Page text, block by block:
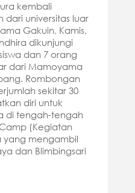
kembali
dari universitas luar
Gakuin, Kamis,
dikunjungi
dan 7 orang
dari Mamoyama
Rombongan
sekitar 30
diri untuk
di tengah-tengah
(Kegiatan
yang mengambil
dan Blimbingsari